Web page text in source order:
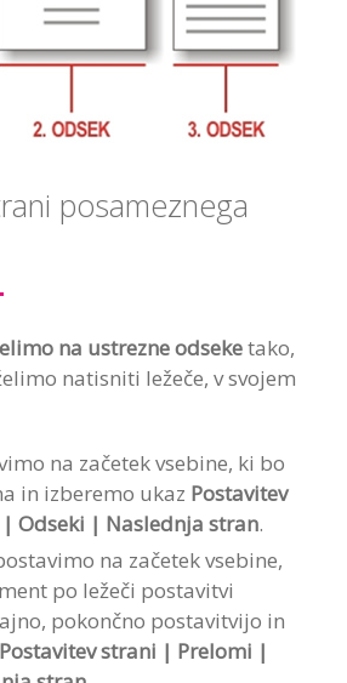
posameznega
na ustrezne odseketako,
natisniti ležeče, v svojem
na začetek vsebine, ki bo
in izberemo ukaz Postavitev
Odseki | Naslednja stran.
na začetek vsebine,
po ležeči postavitvi
pokončno postavitvijo in
Postavitev strani | Prelomi |